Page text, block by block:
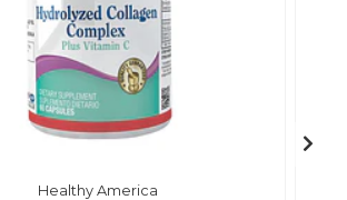
Healthy America